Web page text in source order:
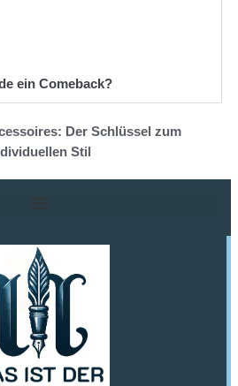
ein Comeback?
Der Schlüssel zum
Stil